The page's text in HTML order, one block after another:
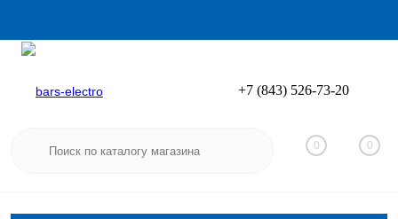
Вход
+7 (843) 526-73-20
0 0